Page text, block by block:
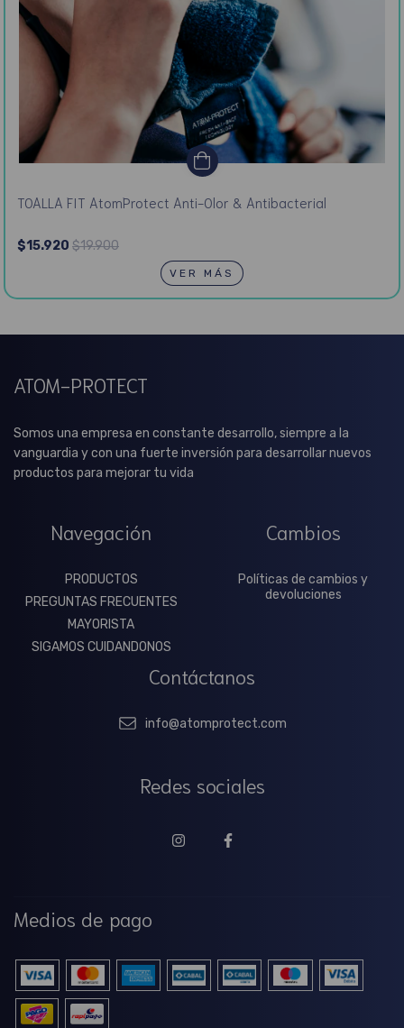
TOALLA FIT AtomProtect Anti-Olor & Antibacterial
$15.920 $19.900
VER MÁS
ATOM-PROTECT
Somos una empresa en constante desarrollo, siempre a la
vanguardia y con una fuerte inversión para desarrollar nuevos
productos para mejorar tu vida
Navegación
PRODUCTOS
PREGUNTAS FRECUENTES
MAYORISTA
SIGAMOS CUIDANDONOS
Cambios
Políticas de cambios y
devoluciones
Contáctanos
info@atomprotect.com
Redes sociales
Medios de pago